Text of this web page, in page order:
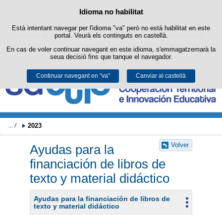
Política de cookies
Este lloc web utilitza cookies pròpies per a facilitar la navegació i
cookies de tercers per a obtindre estadístiques d'ús i satisfacció.
Podeu obtindre més informació en l'apartat "Cookies" del nostreavís
legal.
Acceptar Rebutjar
Idioma no habilitat
Està intentant navegar per l'idioma "va" però no està habilitat en este
portal. Veurà els continguts en castellà.
En cas de voler continuar navegant en este idioma, s'emmagatzemarà la
seua decisió fins que tanque el navegador.
Continuar navegant en "va" Canviar al castellà
Passar al contingut
2023
Volver
Ayudas para la
financiación de libros de
texto y material didáctico
Ayudas para la financiación de libros de
texto y material didáctico